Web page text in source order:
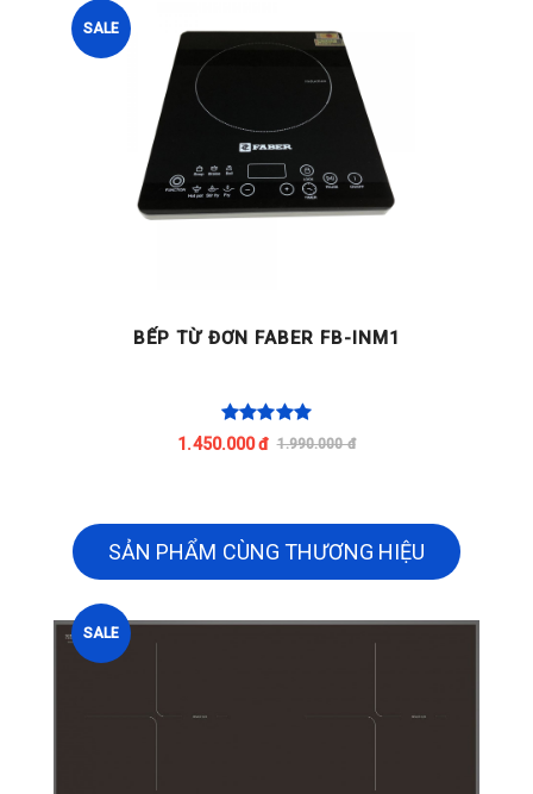
SALE
BẾP TỪ ĐƠN FABER FB-INM1
1.450.000 đ 1.990.000 đ
SẢN PHẨM CÙNG THƯƠNG HIỆU
SALE